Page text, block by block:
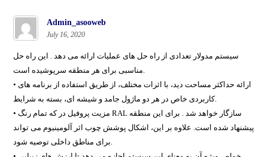
Admin_asooweb
July 16, 2020
سیستم مدولار تعدادی از راه حل های عملیات ارائه می دهد . این راه حل
مناسبی برای هر منطقه سرپوشیده است.
• ارائه حداکثر مساحت دید، با اثرات مختلف، از طریق استفاده از برنامه های
کاربردی خاص در هر دو ماژول جامد و شیشه ای، بسته به شرایط.
• مزیت پروفیل در که تمام رنگ RAL سازگار خواهد شد . برای این منطقه
پیشنهاد شده است. علاوه بر این، اشکال پوشش چوب اثر آلومینیوم می تواند
برای مناطق داخلی توصیه شود.